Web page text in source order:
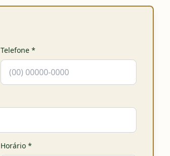
Telefone *
Horário *